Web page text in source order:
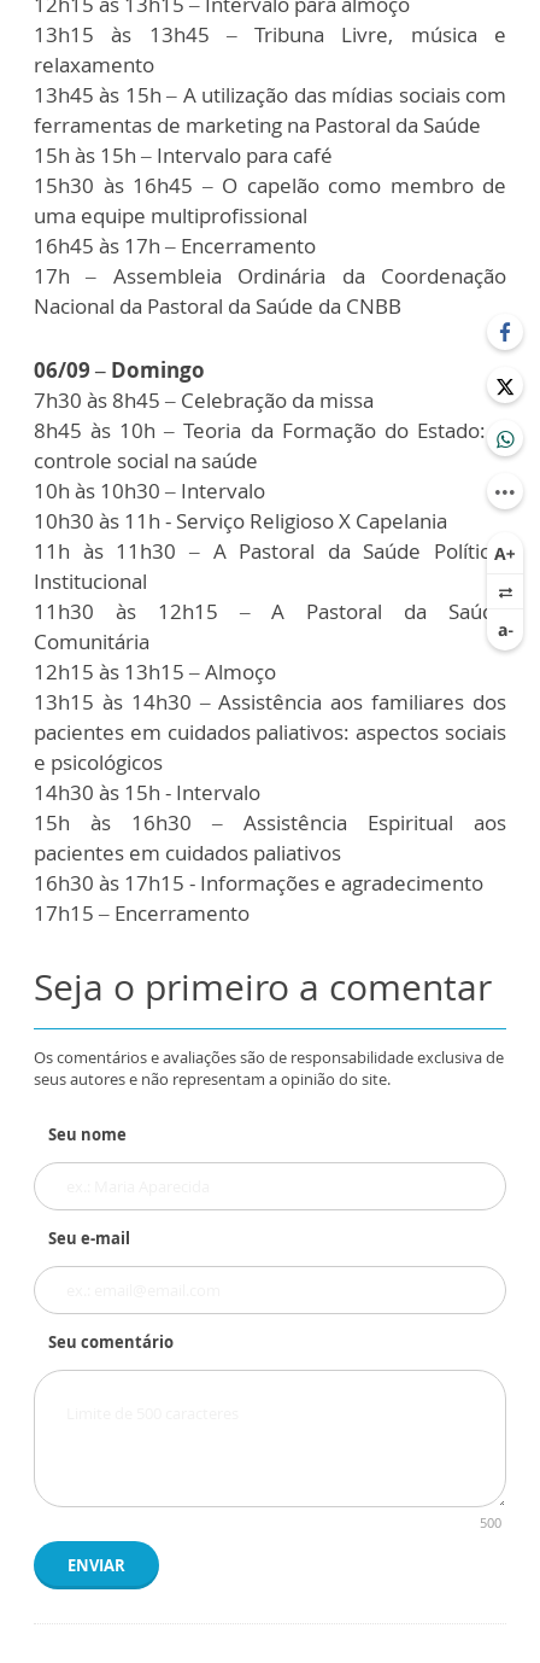
13h15 às 13h45 – Tribuna Livre, música e
relaxamento
13h45 às 15h – A utilização das mídias sociais com
ferramentas de marketing na Pastoral da Saúde
15h às 15h – Intervalo para café
15h30 às 16h45 – O capelão como membro de
uma equipe multiprofissional
16h45 às 17h – Encerramento
17h – Assembleia Ordinária da Coordenação
Nacional da Pastoral da Saúde da CNBB
06/09 – Domingo
7h30 às 8h45 – Celebração da missa
8h45 às 10h – Teoria da Formação do Estado: o
controle social na saúde
10h às 10h30 – Intervalo
10h30 às 11h - Serviço Religioso X Capelania
11h às 11h30 – A Pastoral da Saúde Político,
Institucional
11h30 às 12h15 – A Pastoral da Saúde
Comunitária
12h15 às 13h15 – Almoço
13h15 às 14h30 – Assistência aos familiares dos
pacientes em cuidados paliativos: aspectos sociais
e psicológicos
14h30 às 15h - Intervalo
15h às 16h30 – Assistência Espiritual aos
pacientes em cuidados paliativos
16h30 às 17h15 - Informações e agradecimento
17h15 – Encerramento
Seja o primeiro a comentar
Os comentários e avaliações são de responsabilidade exclusiva de
seus autores e não representam a opinião do site.
Seu nome
Seu e-mail
Seu comentário
500
ENVIAR